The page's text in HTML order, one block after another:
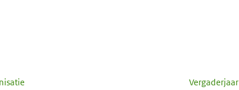
Vergaderjaar